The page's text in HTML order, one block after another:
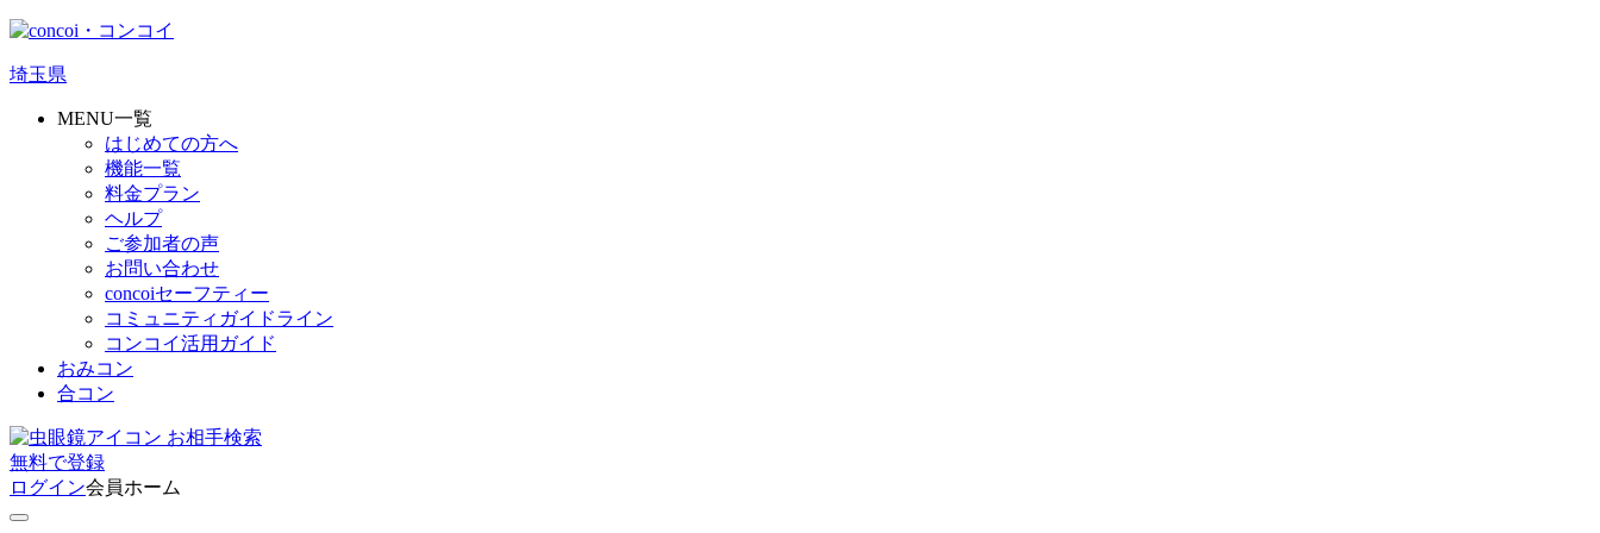
埼玉県
MENU一覧
はじめての方へ
機能一覧
料金プラン
ヘルプ
ご参加者の声
お問い合わせ
concoiセーフティー
コミュニティガイドライン
コンコイ活用ガイド
おみコン
合コン
お相手検索
無料で登録
ログイン会員ホーム